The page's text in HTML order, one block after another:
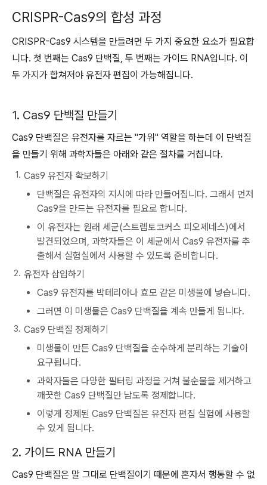
CRISPR-Cas9의 합성 과정
CRISPR-Cas9 시스템을 만들려면 두 가지 중요한 요소가 필요합
니다. 첫 번째는 Cas9 단백질, 두 번째는 가이드 RNA입니다. 이
두 가지가 합쳐져야 유전자 편집이 가능해집니다.
1. Cas9 단백질 만들기
Cas9 단백질은 유전자를 자르는 "가위" 역할을 하는데 이 단백질
을 만들기 위해 과학자들은 아래와 같은 절차를 거칩니다.
Cas9 유전자 확보하기
단백질은 유전자의 지시에 따라 만들어집니다. 그래서 먼저
Cas9을 만드는 유전자를 필요로 합니다.
이 유전자는 원래 세균(스트렙토코커스 피오제네스)에서
발견되었으며, 과학자들은 이 세균에서 Cas9 유전자를 추
출해서 실험실에서 사용할 수 있도록 준비합니다.
유전자 삽입하기
Cas9 유전자를 박테리아나 효모 같은 미생물에 넣습니다.
그러면 이 미생물은 Cas9 단백질을 계속 만들게 됩니다.
Cas9 단백질 정제하기
미생물이 만든 Cas9 단백질을 순수하게 분리하는 기술이
요구됩니다.
과학자들은 다양한 필터링 과정을 거쳐 불순물을 제거하고
깨끗한 Cas9 단백질만 남도록 정제합니다.
이렇게 정제된 Cas9 단백질은 유전자 편집 실험에 사용할
수 있게 됩니다.
2. 가이드 RNA 만들기
Cas9 단백질은 말 그대로 단백질이기 때문에 혼자서 행동할 수 없